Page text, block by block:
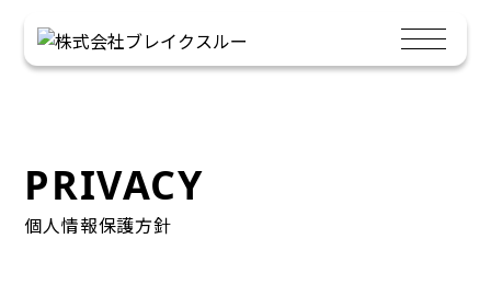
PRIVACY
個人情報保護方針